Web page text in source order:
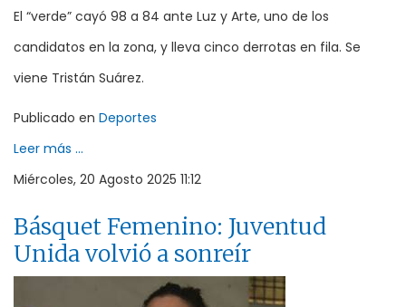
El “verde” cayó 98 a 84 ante Luz y Arte, uno de los
candidatos en la zona, y lleva cinco derrotas en fila. Se
viene Tristán Suárez.
Publicado en Deportes
Leer más ...
Miércoles, 20 Agosto 2025 11:12
Básquet Femenino: Juventud
Unida volvió a sonreír